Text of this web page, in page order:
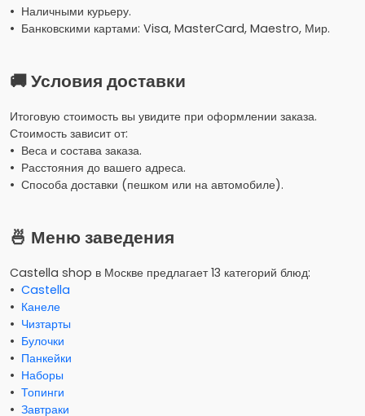
• Наличными курьеру.
• Банковскими картами: Visa, MasterCard, Maestro, Мир.
🚚 Условия доставки
Итоговую стоимость вы увидите при оформлении заказа.
Стоимость зависит от:
• Веса и состава заказа.
• Расстояния до вашего адреса.
• Способа доставки (пешком или на автомобиле).
🍜 Меню заведения
Castella shop в Москве предлагает 13 категорий блюд:
• Castella
• Канеле
• Чизтарты
• Булочки
• Панкейки
• Наборы
• Топинги
• Завтраки